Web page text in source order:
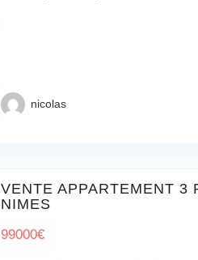
nicolas
VENTE APPARTEMENT 3
NIMES
99000€